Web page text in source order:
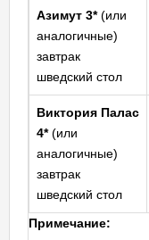
Азимут 3*(или
аналогичные)
завтрак
шведский стол
Виктория Палас
4*(или
аналогичные)
завтрак
шведский стол
Примечание: